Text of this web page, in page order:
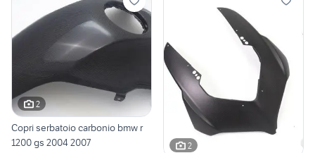
2
Copri serbatoio carbonio bmw r
1200 gs 2004 2007
2